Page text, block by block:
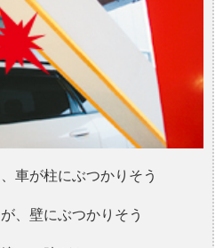
車が柱にぶつかりそう
、壁にぶつかりそう